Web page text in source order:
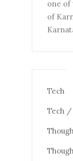
one of
of
Tech
Tech /